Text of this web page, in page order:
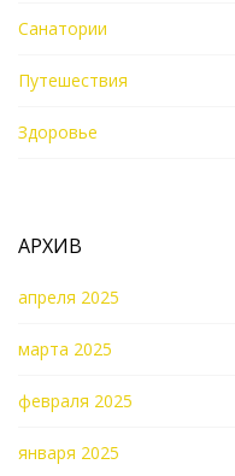
Санатории
Путешествия
Здоровье
АРХИВ
апреля 2025
марта 2025
февраля 2025
января 2025